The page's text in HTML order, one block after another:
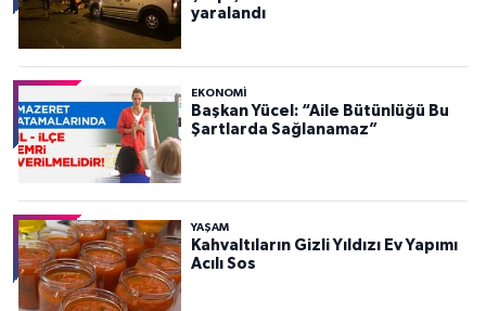
yaralandı
EKONOMI
Başkan Yücel: “Aile Bütünlüğü Bu
Şartlarda Sağlanamaz”
YAŞAM
Kahvaltıların Gizli Yıldızı Ev Yapımı
Acılı Sos